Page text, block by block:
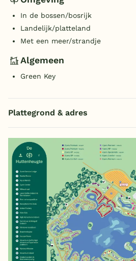
In de bossen/bosrijk
Landelijk/platteland
Met een meer/strandje
Algemeen
Green Key
Plattegrond & adres